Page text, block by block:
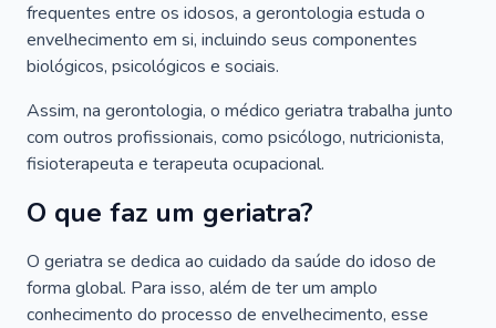
frequentes entre os idosos, a gerontologia estuda o
envelhecimento em si, incluindo seus componentes
biológicos, psicológicos e sociais.
Assim, na gerontologia, o médico geriatra trabalha junto
com outros profissionais, como psicólogo, nutricionista,
fisioterapeuta e terapeuta ocupacional.
O que faz um geriatra?
O geriatra se dedica ao cuidado da saúde do idoso de
forma global. Para isso, além de ter um amplo
conhecimento do processo de envelhecimento, esse